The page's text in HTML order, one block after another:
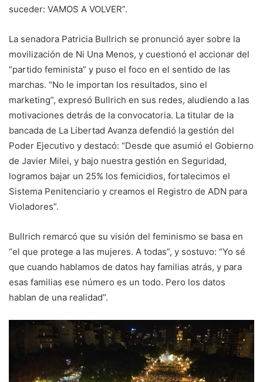
suceder: VAMOS A VOLVER”.
La senadora Patricia Bullrich se pronunció ayer sobre la
movilización de Ni Una Menos, y cuestionó el accionar del
“partido feminista” y puso el foco en el sentido de las
marchas. “No le importan los resultados, sino el
marketing”, expresó Bullrich en sus redes, aludiendo a las
motivaciones detrás de la convocatoria. La titular de la
bancada de La Libertad Avanza defendió la gestión del
Poder Ejecutivo y destacó: “Desde que asumió el Gobierno
de Javier Milei, y bajo nuestra gestión en Seguridad,
logramos bajar un 25% los femicidios, fortalecimos el
Sistema Penitenciario y creamos el Registro de ADN para
Violadores”.
Bullrich remarcó que su visión del feminismo se basa en
“el que protege a las mujeres. A todas”, y sostuvo: “Yo sé
que cuando hablamos de datos hay familias atrás, y para
esas familias ese número es un todo. Pero los datos
hablan de una realidad”.